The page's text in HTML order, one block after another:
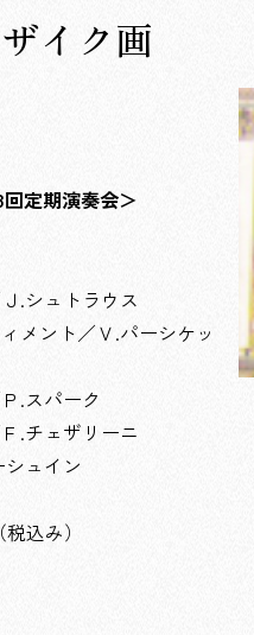
イク画
定期演奏会＞
.シュトラウス
メント／Ｖ.パーシケッ
.スパーク
.チェザリーニ
ュイン
込み）